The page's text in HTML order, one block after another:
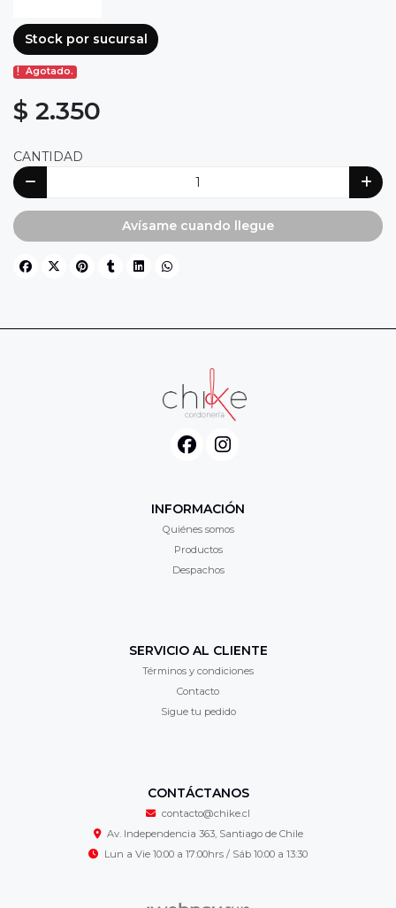
Stock por sucursal
Agotado.
$ 2.350
CANTIDAD
Avísame cuando llegue
INFORMACIÓN
Quiénes somos
Productos
Despachos
SERVICIO AL CLIENTE
Términos y condiciones
Contacto
Sigue tu pedido
CONTÁCTANOS
contacto@chike.cl
Av. Independencia 363, Santiago de Chile
Lun a Vie 10:00 a 17:00hrs / Sáb 10:00 a 13:30